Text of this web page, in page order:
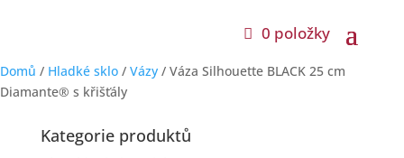
0 položky
Domů / Hladké sklo / Vázy / Váza Silhouette BLACK 25 cm
Diamante® s křišťály
Kategorie produktů